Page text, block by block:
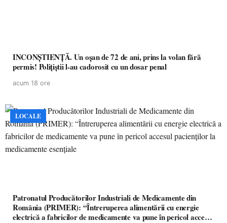
INCONȘTIENȚĂ. Un oșan de 72 de ani, prins la volan fără
permis! Polițiștii l-au cadorosit cu un dosar penal
acum 18 ore
LOCALE
Patronatul Producătorilor Industriali de Medicamente din
România (PRIMER): “Întreruperea alimentării cu energie
electrică a fabricilor de medicamente va pune în pericol accesul